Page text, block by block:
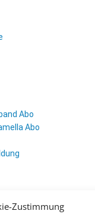
Zustimmung
Abo
Abo